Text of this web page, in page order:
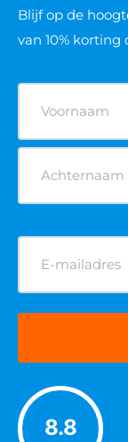
Blijf op de
van 10% korting
(Vereist)
E-
mailadres
(Vereist)
8.8